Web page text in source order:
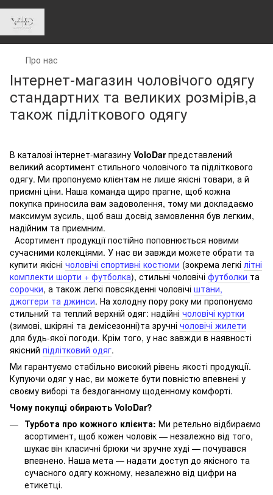
Про нас
Інтернет-магазин чоловічого одягу
стандартних та великих розмірів,а
також підліткового одягу
В каталозі інтернет-магазину VoloDarпредставлений
великий асортимент стильного чоловічого та підліткового
одягу. Ми пропонуємо клієнтам не лише якісні товари, а й
приємні ціни. Наша команда щиро прагне, щоб кожна
покупка приносила вам задоволення, тому ми докладаємо
максимум зусиль, щоб ваш досвід замовлення був легким,
надійним та приємним.
Асортимент продукції постійно поповнюється новими
сучасними колекціями. У нас ви завжди можете обрати та
купити якісні чоловічі спортивні костюми (зокрема легкі літні
комплекти шорти + футболка), стильні чоловічі футболки та
сорочки, а також легкі повсякденні чоловічі штани,
джоггери та джинси. На холодну пору року ми пропонуємо
стильний та теплий верхній одяг: надійні чоловічі куртки
(зимові, шкіряні та демісезонні)та зручні чоловічі жилети
для будь-якої погоди. Крім того, у нас завжди в наявності
якісний підлітковий одяг.
Ми гарантуємо стабільно високий рівень якості продукції.
Купуючи одяг у нас, ви можете бути повністю впевнені у
своєму виборі та бездоганному щоденному комфорті.
Чому покупці обирають VoloDar?
Турбота про кожного клієнта: Ми ретельно відбираємо
асортимент, щоб кожен чоловік — незалежно від того,
шукає він класичні брюки чи зручне худі — почувався
впевнено. Наша мета — надати доступ до якісного та
сучасного одягу кожному, незалежно від цифри на
етикетці.